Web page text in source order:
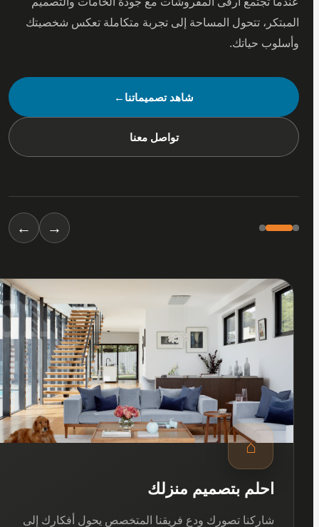
تتحول المساحة إلى تجربة متكاملة تعكس شخصيتك
حياتك.
شاهد تصميماتنا ←
تواصل معنا
←
01
⌂
احلم بتصميم منزلك
شاركنا تصورك ودع فريقنا المتخصص يحول أفكارك إلى